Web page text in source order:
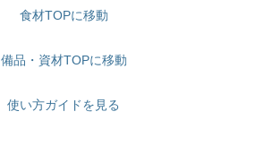
食材TOPに移動
備品・資材TOPに移動
使い方ガイドを見る